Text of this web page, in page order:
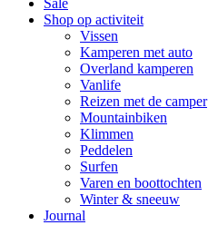
Sale
Shop op activiteit
Vissen
Kamperen met auto
Overland kamperen
Vanlife
Reizen met de camper
Mountainbiken
Klimmen
Peddelen
Surfen
Varen en boottochten
Winter & sneeuw
Journal